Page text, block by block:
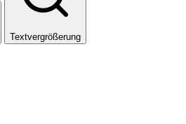
Textvergrößerung